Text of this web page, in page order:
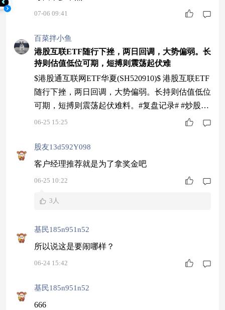
07-06 09:41
百菜拌小鱼
港股互联ETF随行下挫，两日回调，大势偏弱。长
持则估值低位可期，短搏则震荡起伏难
$港股通互联网ETF华夏(SH520910)$ 港股互联ETF
随行下挫，两日回调，大势偏弱。长持则估值低位
可期，短搏则震荡起伏难料。#复盘记录# #炒股日
记#
06-25 15:25
股友13d592Y098
客户经理推荐就是为了拿奖金吧
06-25 10:22
3人
基民185n951n52
所以说这是要闹哪样？
06-24 15:42
基民185n951n52
666